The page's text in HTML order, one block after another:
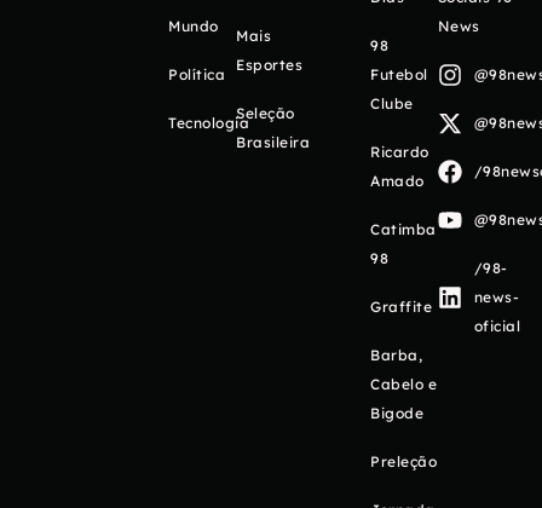
Mundo
Política
Tecnologia
Mais
Esportes
Seleção
Brasileira
98
Futebol
Clube
Ricardo
Amado
Catimba
98
Graffite
Barba,
Cabelo e
Bigode
Preleção
News
/
/98-
news-
oficial